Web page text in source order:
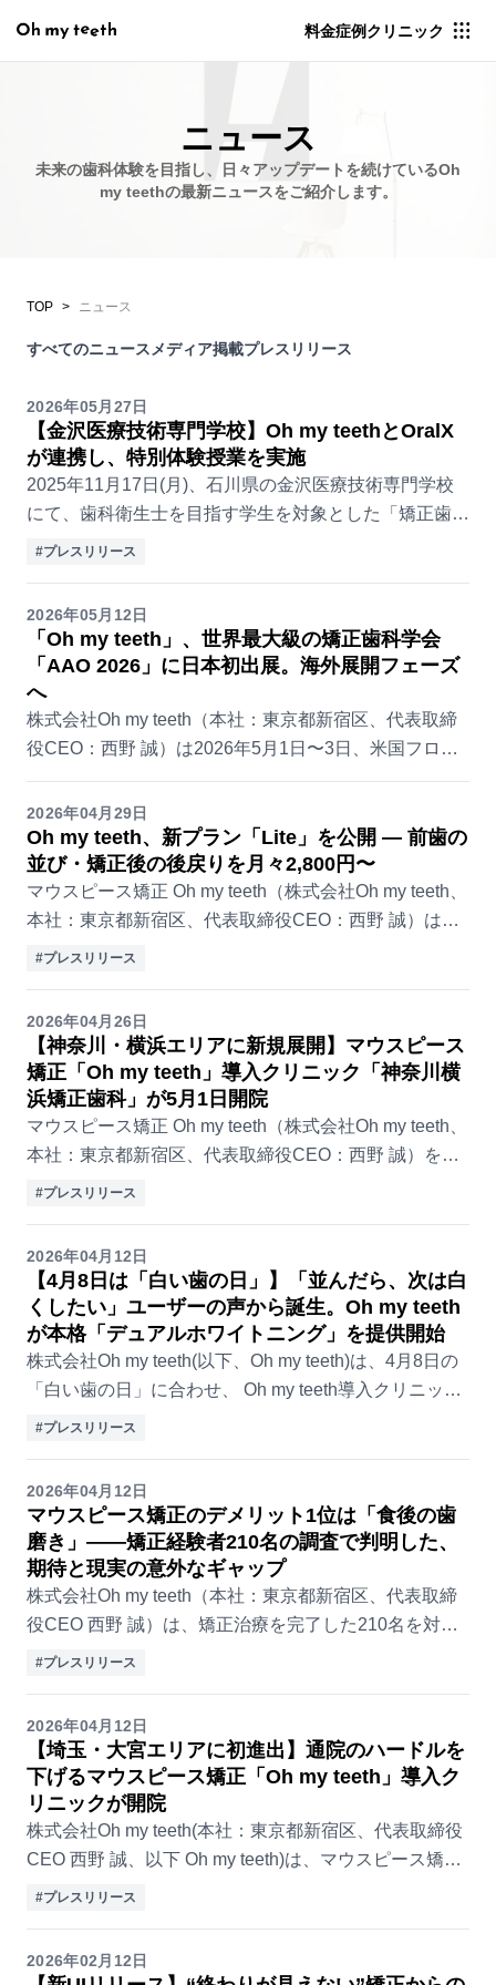
料金症例クリニック
ニュース
未来の歯科体験を目指し、日々アップデートを続けているOh
my teethの最新ニュースをご紹介します。
TOP ニュース
すべてのニュース メディア掲載プレスリリース
2026年05月27日
【金沢医療技術専門学校】Oh my teethとOralX
が連携し、特別体験授業を実施
2025年11月17日(月)、石川県の金沢医療技術専門学校
にて、歯科衛生士を目指す学生を対象とした「矯正歯科
の仕事理解」を深める特別体験授業が開催されました。
#プレスリリース
2026年05月12日
「Oh my teeth」、世界最大級の矯正歯科学会
「AAO 2026」に日本初出展。海外展開フェーズ
へ
株式会社Oh my teeth（本社：東京都新宿区、代表取締
役CEO：西野 誠）は2026年5月1日〜3日、米国フロリ
ダ州オーランドのOrange County Convention Centerで
開...
2026年04月29日
Oh my teeth、新プラン「Lite」を公開 — 前歯の
並び・矯正後の後戻りを月々2,800円〜
マウスピース矯正 Oh my teeth（株式会社Oh my teeth、
本社：東京都新宿区、代表取締役CEO：西野 誠）は、
新プラン「Liteプラン」を公式サイトで公開 しました。
#プレスリリース
2026年04月26日
【神奈川・横浜エリアに新規展開】マウスピース
矯正「Oh my teeth」導入クリニック「神奈川横
浜矯正歯科」が5月1日開院
マウスピース矯正 Oh my teeth（株式会社Oh my teeth、
本社：東京都新宿区、代表取締役CEO：西野 誠）を導
入する新クリニック 「神奈川横浜矯正歯科」が2026年
#プレスリリース
2026年04月12日
【4月8日は「白い歯の日」】「並んだら、次は白
くしたい」ユーザーの声から誕生。Oh my teeth
が本格「デュアルホワイトニング」を提供開始
株式会社Oh my teeth(以下、Oh my teeth)は、4月8日の
「白い歯の日」に合わせ、 Oh my teeth導入クリニック
にて「デュアルホワイトニング」の提供が本格開始され
#プレスリリース
2026年04月12日
マウスピース矯正のデメリット1位は「食後の歯
磨き」——矯正経験者210名の調査で判明した、
期待と現実の意外なギャップ
株式会社Oh my teeth（本社：東京都新宿区、代表取締
役CEO 西野 誠）は、矯正治療を完了した210名を対象
に実施した調査により、マウスピース矯正のリアルな負
#プレスリリース
2026年04月12日
【埼玉・大宮エリアに初進出】通院のハードルを
下げるマウスピース矯正「Oh my teeth」導入ク
リニックが開院
株式会社Oh my teeth(本社：東京都新宿区、代表取締役
CEO 西野 誠、以下 Oh my teeth)は、マウスピース矯正
「Oh my teeth(オーマイティース)」を導入する提携クリ
#プレスリリース
2026年02月12日